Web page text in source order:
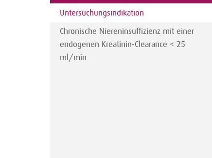
Untersuchungs­indikation
Chronische Niereninsuffizienz mit einer
endogenen Kreatinin-Clearance < 25
ml/min